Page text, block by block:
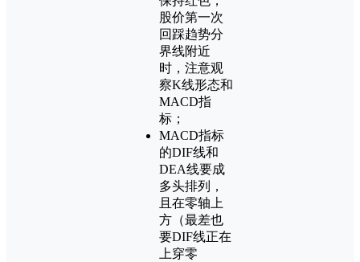
股价第一次
回踩趋势分
界线附近
时，注意观
察K线形态和
MACD指
标；
MACD指标
的DIF线和
DEA线要成
多头排列，
且在零轴上
方（最差也
要DIF线正在
上穿零